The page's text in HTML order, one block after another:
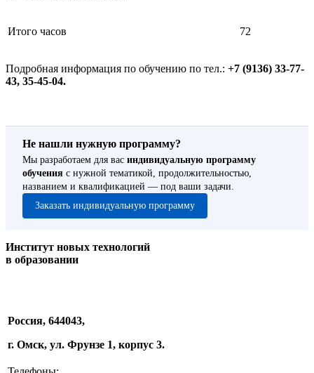
Итого часов 72
Подробная информация по обучению по тел.: +7 (9136) 33-77-
43, 35-45-04.
Не нашли нужную программу?
Мы разработаем для вас индивидуальную программу
обучения с нужной тематикой, продолжительностью,
названием и квалификацией — под ваши задачи.
Заказать индивидуальную программу
Институт новых технологий
в образовании
Россия, 644043,
г. Омск, ул. Фрунзе 1, корпус 3.